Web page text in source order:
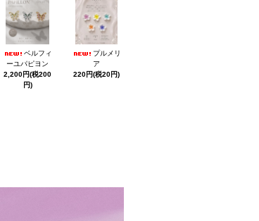
ベルフィ
ーユパピヨン
2,200円(税200
円)
プルメリ
ア
220円(税20円)